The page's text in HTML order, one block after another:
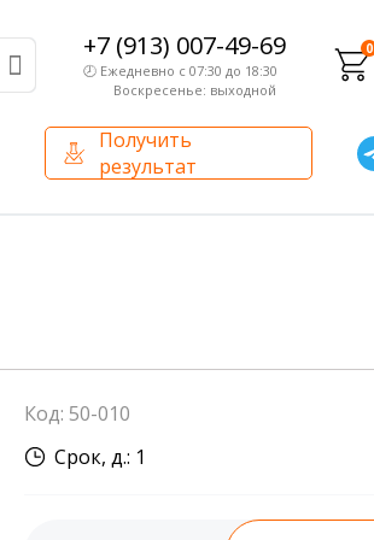
+7 (913) 007-49-69
🕗 Ежедневно с 07:30 до 18:30
Воскресенье: выходной
0
Получить
результат
Внутренний аудит
Сотрудники лаборатории
Код: 50-010
Срок, д.: 1